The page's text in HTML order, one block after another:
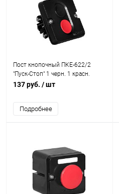
Пост кнопочный ПКЕ-622/2
"Пуск-Стоп" 1 черн. 1 красн.
Электродеталь ПКЕ-622/2.1Ч.1К
137 руб. / шт
Подробнее